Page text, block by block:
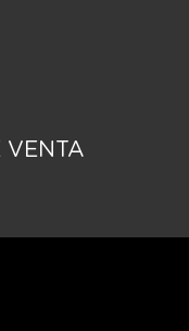
VENTA